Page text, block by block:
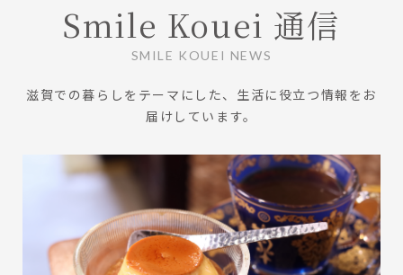
Smile Kouei 通信
SMILE KOUEI NEWS
滋賀での暮らしをテーマにした、生活に役立つ情報をお
届けしています。